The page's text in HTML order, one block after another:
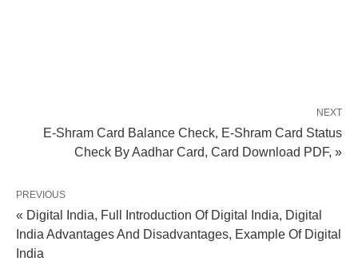
NEXT
E-Shram Card Balance Check, E-Shram Card Status
Check By Aadhar Card, Card Download PDF, »
PREVIOUS
« Digital India, Full Introduction Of Digital India, Digital
India Advantages And Disadvantages, Example Of Digital
India